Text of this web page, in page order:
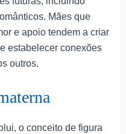
Mães que
e apoio tendem a criar
estabelecer conexões
outros.
o conceito de figura